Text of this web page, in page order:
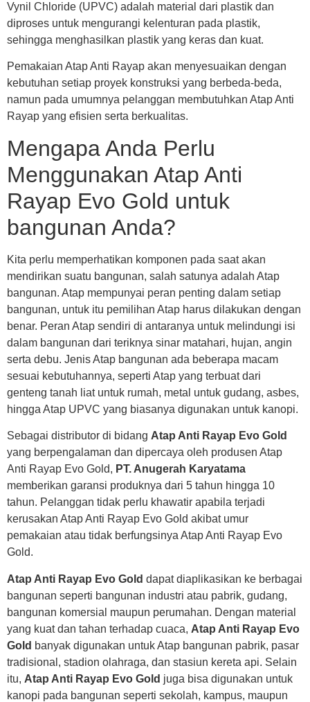
Vynil Chloride (UPVC) adalah material dari plastik dan
diproses untuk mengurangi kelenturan pada plastik,
sehingga menghasilkan plastik yang keras dan kuat.
Pemakaian Atap Anti Rayap akan menyesuaikan dengan
kebutuhan setiap proyek konstruksi yang berbeda-beda,
namun pada umumnya pelanggan membutuhkan Atap Anti
Rayap yang efisien serta berkualitas.
Mengapa Anda Perlu
Menggunakan Atap Anti
Rayap Evo Gold untuk
bangunan Anda?
Kita perlu memperhatikan komponen pada saat akan
mendirikan suatu bangunan, salah satunya adalah Atap
bangunan. Atap mempunyai peran penting dalam setiap
bangunan, untuk itu pemilihan Atap harus dilakukan dengan
benar. Peran Atap sendiri di antaranya untuk melindungi isi
dalam bangunan dari teriknya sinar matahari, hujan, angin
serta debu. Jenis Atap bangunan ada beberapa macam
sesuai kebutuhannya, seperti Atap yang terbuat dari
genteng tanah liat untuk rumah, metal untuk gudang, asbes,
hingga Atap UPVC yang biasanya digunakan untuk kanopi.
Sebagai distributor di bidang Atap Anti Rayap Evo Gold
yang berpengalaman dan dipercaya oleh produsen Atap
Anti Rayap Evo Gold, PT. Anugerah Karyatama
memberikan garansi produknya dari 5 tahun hingga 10
tahun. Pelanggan tidak perlu khawatir apabila terjadi
kerusakan Atap Anti Rayap Evo Gold akibat umur
pemakaian atau tidak berfungsinya Atap Anti Rayap Evo
Gold.
Atap Anti Rayap Evo Gold dapat diaplikasikan ke berbagai
bangunan seperti bangunan industri atau pabrik, gudang,
bangunan komersial maupun perumahan. Dengan material
yang kuat dan tahan terhadap cuaca, Atap Anti Rayap Evo
Gold banyak digunakan untuk Atap bangunan pabrik, pasar
tradisional, stadion olahraga, dan stasiun kereta api. Selain
itu, Atap Anti Rayap Evo Gold juga bisa digunakan untuk
kanopi pada bangunan seperti sekolah, kampus, maupun